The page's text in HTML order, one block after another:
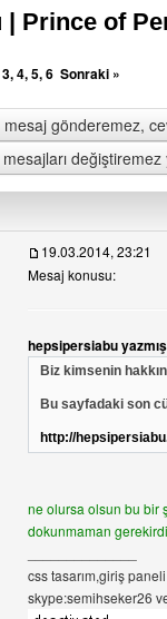
| Prince of
3,4,5,6 Sonraki »
gönderemez,
profilini
19.03.2014, 23:21
Mesaj konusu:
hepsipersiabu
Biz kimsenin
Bu sayfadaki son
http://
ne olursa olsun bu bir
dokunmaman
css tasarım,giriş
skype:semihseker26